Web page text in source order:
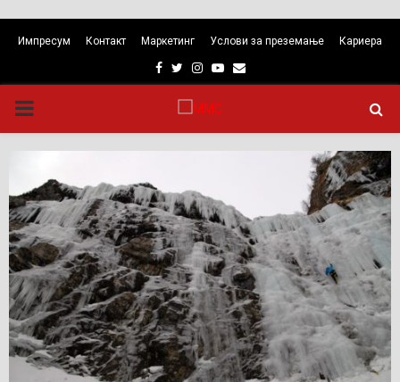
Импресум Контакт Маркетинг Услови за преземање Кариера
Facebook
TwitterInstagram
Youtube
Email
PRIMARY
MENU